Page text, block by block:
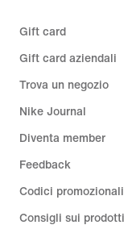
Gift card
Gift card aziendali
Trova un negozio
Nike Journal
Diventa member
Feedback
Codici promozionali
Consigli sui prodotti